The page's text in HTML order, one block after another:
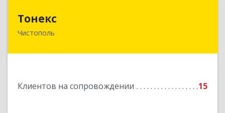
Тонекс
Чистополь
Клиентов на сопровождении 15
422980, Татарстан Респ, Чистопольский р-н,